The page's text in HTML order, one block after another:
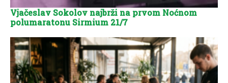
Vjačeslav Sokolov najbrži na prvom Noćnom
polumaratonu Sirmium 21/7